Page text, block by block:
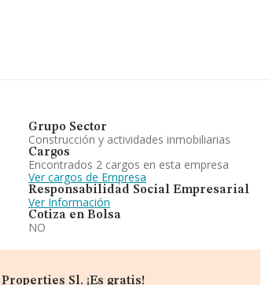
Grupo Sector
Construcción y actividades inmobiliarias
Cargos
Encontrados 2 cargos en esta empresa
Ver cargos de Empresa
Responsabilidad Social Empresarial
Ver Información
Cotiza en Bolsa
NO
Sl. ¡Es gratis!